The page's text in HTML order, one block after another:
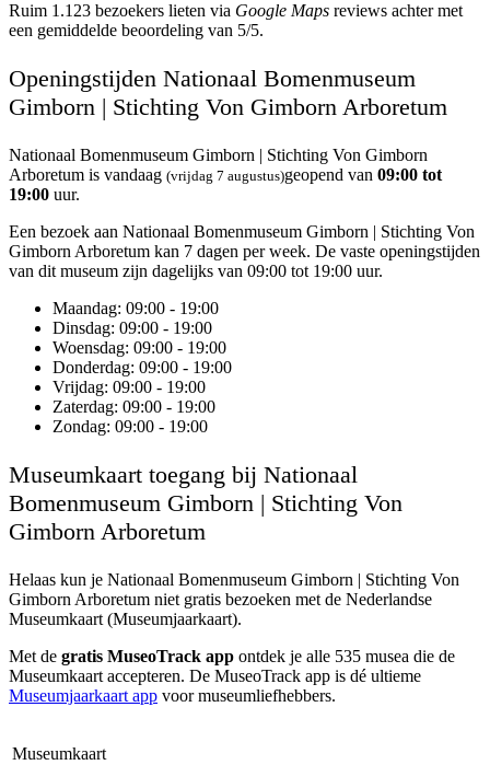
Ruim 1.123 bezoekers lieten via Google Maps reviews achter met
een gemiddelde beoordeling van 5/5.
Openingstijden Nationaal Bomenmuseum
Gimborn | Stichting Von Gimborn Arboretum
Nationaal Bomenmuseum Gimborn | Stichting Von Gimborn
Arboretum is vandaag (vrijdag 7 augustus)geopend van 09:00 tot
19:00 uur.
Een bezoek aan Nationaal Bomenmuseum Gimborn | Stichting Von
Gimborn Arboretum kan 7 dagen per week. De vaste openingstijden
van dit museum zijn dagelijks van 09:00 tot 19:00 uur.
Maandag: 09:00 - 19:00
Dinsdag: 09:00 - 19:00
Woensdag: 09:00 - 19:00
Donderdag: 09:00 - 19:00
Vrijdag: 09:00 - 19:00
Zaterdag: 09:00 - 19:00
Zondag: 09:00 - 19:00
Museumkaart toegang bij Nationaal
Bomenmuseum Gimborn | Stichting Von
Gimborn Arboretum
Helaas kun je Nationaal Bomenmuseum Gimborn | Stichting Von
Gimborn Arboretum niet gratis bezoeken met de Nederlandse
Museumkaart (Museumjaarkaart).
Met de gratis MuseoTrack app ontdek je alle 535 musea die de
Museumkaart accepteren. De MuseoTrack app is dé ultieme
Museumjaarkaart app voor museumliefhebbers.
Museumkaart